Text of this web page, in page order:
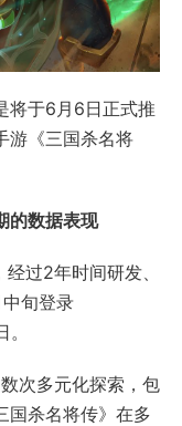
将于6月6日正式推
游《三国杀名将
的数据表现
过2年时间研发、
旬登录
次多元化探索，包
国杀名将传》在多